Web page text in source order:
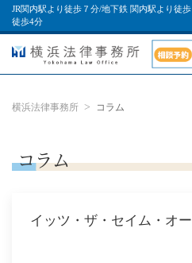
JR関内駅より徒歩７分/地下鉄 関内駅より徒
徒歩4分
横浜法律事務所 コラム
コラム
イッツ・ザ・セイム・オ